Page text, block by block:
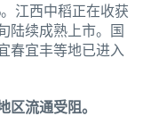
江西中稻正在收获
陆续成熟上市。国
春宜丰等地已进入
区流通受阻。